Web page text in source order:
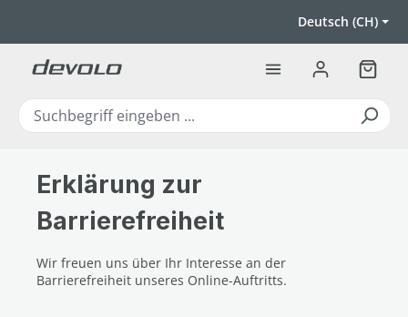
Deutsch (CH)
Erklärung zur
Barrierefreiheit
Wir freuen uns über Ihr Interesse an der
Barrierefreiheit unseres Online-Auftritts.